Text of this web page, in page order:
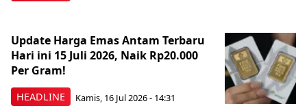
HEADLINE
Update Harga Emas Antam Terbaru
Hari ini 15 Juli 2026, Naik Rp20.000
Per Gram!
Kamis, 16 Jul 2026 - 14:31